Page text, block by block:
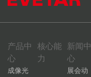
产品中
心
成像光
核心能
力
新闻中
心
展会动